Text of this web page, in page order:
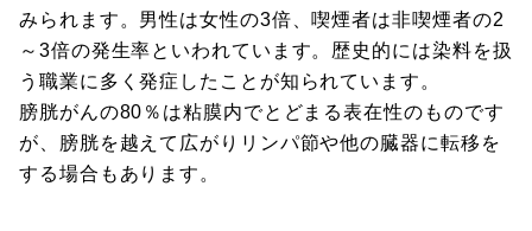
みられます。男性は女性の3倍、喫煙者は非喫煙者の2
～3倍の発生率といわれています。歴史的には染料を扱
う職業に多く発症したことが知られています。
膀胱がんの80％は粘膜内でとどまる表在性のものです
が、膀胱を越えて広がりリンパ節や他の臓器に転移を
する場合もあります。